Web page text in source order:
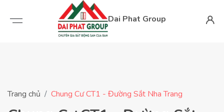
Dai Phat Group
Trang chủ Chung Cư CT1 - Đường Sắt Nha Trang